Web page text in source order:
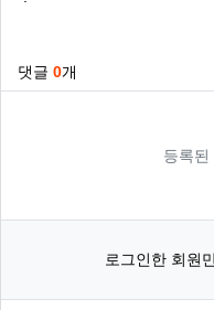
댓글 0개
등록된
로그인한 회원